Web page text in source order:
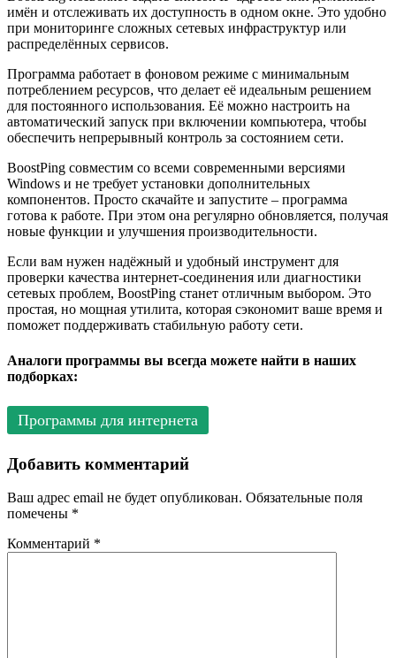
имён и отслеживать их доступность в одном окне. Это удобно
при мониторинге сложных сетевых инфраструктур или
распределённых сервисов.
Программа работает в фоновом режиме с минимальным
потреблением ресурсов, что делает её идеальным решением
для постоянного использования. Её можно настроить на
автоматический запуск при включении компьютера, чтобы
обеспечить непрерывный контроль за состоянием сети.
BoostPing совместим со всеми современными версиями
Windows и не требует установки дополнительных
компонентов. Просто скачайте и запустите – программа
готова к работе. При этом она регулярно обновляется, получая
новые функции и улучшения производительности.
Если вам нужен надёжный и удобный инструмент для
проверки качества интернет-соединения или диагностики
сетевых проблем, BoostPing станет отличным выбором. Это
простая, но мощная утилита, которая сэкономит ваше время и
поможет поддерживать стабильную работу сети.
Аналоги программы вы всегда можете найти в наших
подборках:
Программы для интернета
Добавить комментарий
Ваш адрес email не будет опубликован. Обязательные поля
помечены *
Комментарий *